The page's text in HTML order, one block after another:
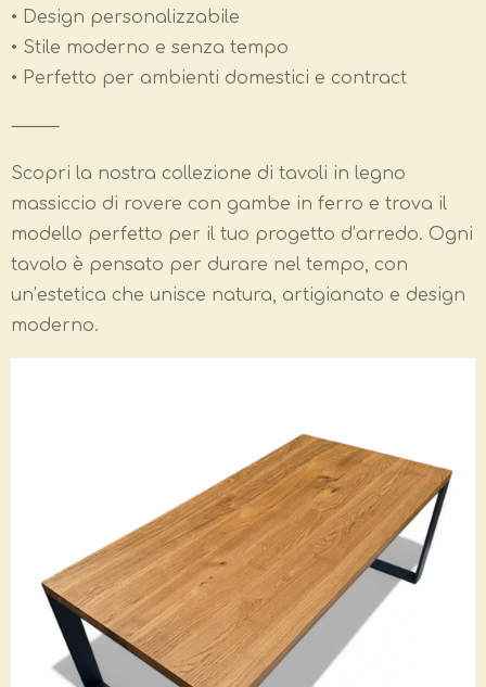
• Design personalizzabile
• Stile moderno e senza tempo
• Perfetto per ambienti domestici e contract
⸻
Scopri la nostra collezione di tavoli in legno
massiccio di rovere con gambe in ferro e trova il
modello perfetto per il tuo progetto d’arredo. Ogni
tavolo è pensato per durare nel tempo, con
un’estetica che unisce natura, artigianato e design
moderno.